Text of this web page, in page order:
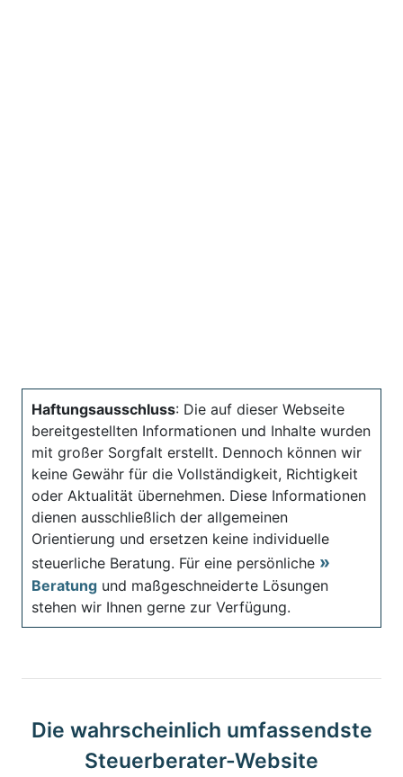
Haftungsausschluss: Die auf dieser Webseite
bereitgestellten Informationen und Inhalte wurden
mit großer Sorgfalt erstellt. Dennoch können wir
keine Gewähr für die Vollständigkeit, Richtigkeit
oder Aktualität übernehmen. Diese Informationen
dienen ausschließlich der allgemeinen
Orientierung und ersetzen keine individuelle
steuerliche Beratung. Für eine persönliche
Beratung und maßgeschneiderte Lösungen
stehen wir Ihnen gerne zur Verfügung.
Die wahrscheinlich umfassendste
Steuerberater-Website